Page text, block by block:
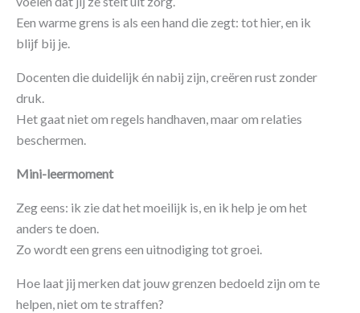
Een warme grens is als een hand die zegt: tot hier, en ik
blijf bij je.
Docenten die duidelijk én nabij zijn, creëren rust zonder
druk.
Het gaat niet om regels handhaven, maar om relaties
beschermen.
Mini-leermoment
Zeg eens: ik zie dat het moeilijk is, en ik help je om het
anders te doen.
Zo wordt een grens een uitnodiging tot groei.
Hoe laat jij merken dat jouw grenzen bedoeld zijn om te
helpen, niet om te straffen?